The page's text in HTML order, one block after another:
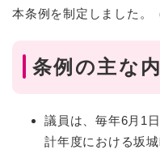
本条例を制定しました。
条例の主な
議員は、毎年6月1
計年度における坂